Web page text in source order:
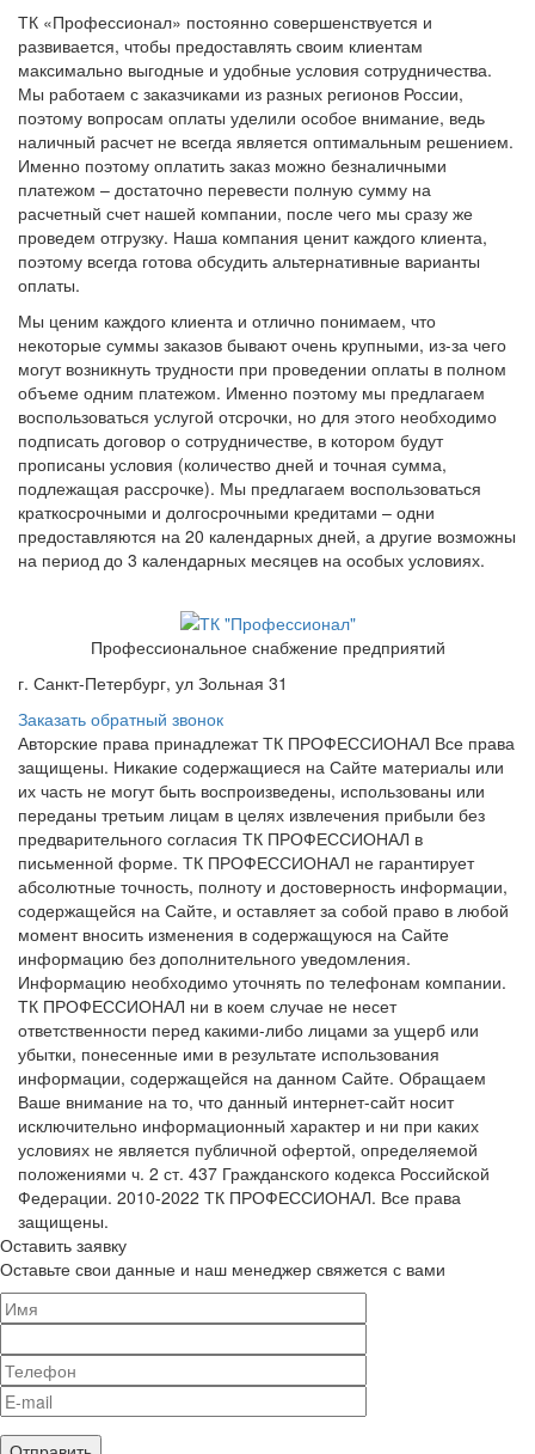
ТК «Профессионал» постоянно совершенствуется и
развивается, чтобы предоставлять своим клиентам
максимально выгодные и удобные условия сотрудничества.
Мы работаем с заказчиками из разных регионов России,
поэтому вопросам оплаты уделили особое внимание, ведь
наличный расчет не всегда является оптимальным решением.
Именно поэтому оплатить заказ можно безналичными
платежом – достаточно перевести полную сумму на
расчетный счет нашей компании, после чего мы сразу же
проведем отгрузку. Наша компания ценит каждого клиента,
поэтому всегда готова обсудить альтернативные варианты
оплаты.
Мы ценим каждого клиента и отлично понимаем, что
некоторые суммы заказов бывают очень крупными, из-за чего
могут возникнуть трудности при проведении оплаты в полном
объеме одним платежом. Именно поэтому мы предлагаем
воспользоваться услугой отсрочки, но для этого необходимо
подписать договор о сотрудничестве, в котором будут
прописаны условия (количество дней и точная сумма,
подлежащая рассрочке). Мы предлагаем воспользоваться
краткосрочными и долгосрочными кредитами – одни
предоставляются на 20 календарных дней, а другие возможны
на период до 3 календарных месяцев на особых условиях.
Профессиональное снабжение предприятий
г. Санкт-Петербург, ул Зольная 31
Заказать обратный звонок
Авторские права принадлежат ТК ПРОФЕССИОНАЛ Все права
защищены. Никакие содержащиеся на Сайте материалы или
их часть не могут быть воспроизведены, использованы или
переданы третьим лицам в целях извлечения прибыли без
предварительного согласия ТК ПРОФЕССИОНАЛ в
письменной форме. ТК ПРОФЕССИОНАЛ не гарантирует
абсолютные точность, полноту и достоверность информации,
содержащейся на Сайте, и оставляет за собой право в любой
момент вносить изменения в содержащуюся на Сайте
информацию без дополнительного уведомления.
Информацию необходимо уточнять по телефонам компании.
ТК ПРОФЕССИОНАЛ ни в коем случае не несет
ответственности перед какими-либо лицами за ущерб или
убытки, понесенные ими в результате использования
информации, содержащейся на данном Сайте. Обращаем
Ваше внимание на то, что данный интернет-сайт носит
исключительно информационный характер и ни при каких
условиях не является публичной офертой, определяемой
положениями ч. 2 ст. 437 Гражданского кодекса Российской
Федерации. 2010-2022 ТК ПРОФЕССИОНАЛ. Все права
защищены.
Оставить заявку
Оставьте свои данные и наш менеджер свяжется с вами